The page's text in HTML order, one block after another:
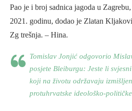
Pao je i broj sadnica jagoda u
2021. godinu, dodao je Zlatan
Zg trešnja. – Hina.
Tomislav Jonjić odgovorio
posjete Bleiburgu: Jeste li
koji na životu održavaju
protuhrvatske ideološko-